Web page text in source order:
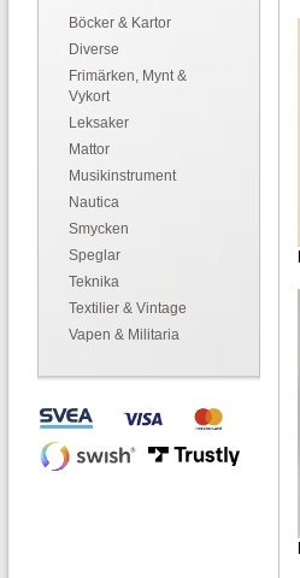
Böcker & Kartor
Diverse
Frimärken, Mynt &
Vykort
Leksaker
Mattor
Musikinstrument
Nautica
Smycken
Speglar
Teknika
Textilier & Vintage
Vapen & Militaria